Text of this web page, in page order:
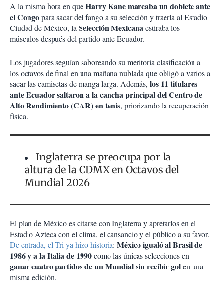
A la misma hora en queHarry Kane marcaba un doblete ante
el Congopara sacar del fango a su selección y traerla al Estadio
Ciudad de México, laSelección Mexicanaestiraba los
músculos después del partido ante Ecuador.
Los jugadores seguían saboreando su meritoria clasificación a
los octavos de final en una mañana nublada que obligó a varios a
sacar las camisetas de manga larga. Además, los 11 titulares
ante Ecuador saltaron a la cancha principal del Centro de
Alto Rendimiento (CAR) en tenis, priorizando la recuperación
física.
Inglaterra se preocupa por la
altura de la CDMX en Octavos del
Mundial 2026
El plan de México es citarse con Inglaterra y apretarlos en el
Estadio Azteca con el clima, el cansancio y el público a su favor.
De entrada, el Tri ya hizo historia: México igualó al Brasil de
1986 y a la Italia de 1990como las únicas selecciones en
ganar cuatro partidos de un Mundial sin recibir golen una
misma edición.